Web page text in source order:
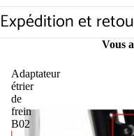
l’image
en
plein
l’image
en
plein
Expédition et
Vous
Adaptateur
étrier
de
frein
B02